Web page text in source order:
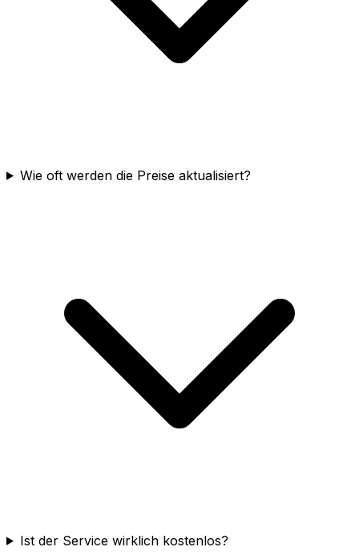
Wie oft werden die Preise aktualisiert?
Ist der Service wirklich kostenlos?